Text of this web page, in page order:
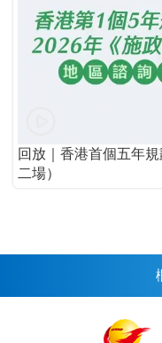
回放｜香港首個五年
二場）